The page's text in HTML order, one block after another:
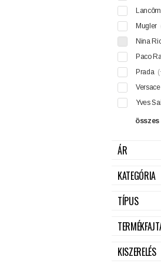
Mugler
Nina
Paco
Prada
Versace
Yves
ÁR
KATEGÓRIA
TÍPUS
KISZERELÉS